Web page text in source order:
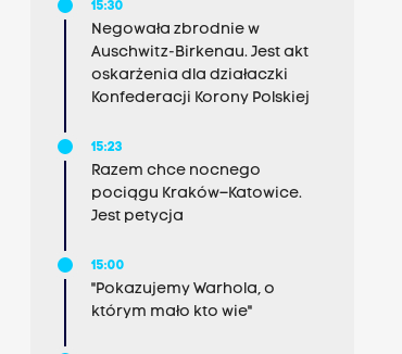
15:30
Negowała zbrodnie w
Auschwitz-Birkenau. Jest akt
oskarżenia dla działaczki
Konfederacji Korony Polskiej
15:23
Razem chce nocnego
pociągu Kraków–Katowice.
Jest petycja
15:00
"Pokazujemy Warhola, o
którym mało kto wie"